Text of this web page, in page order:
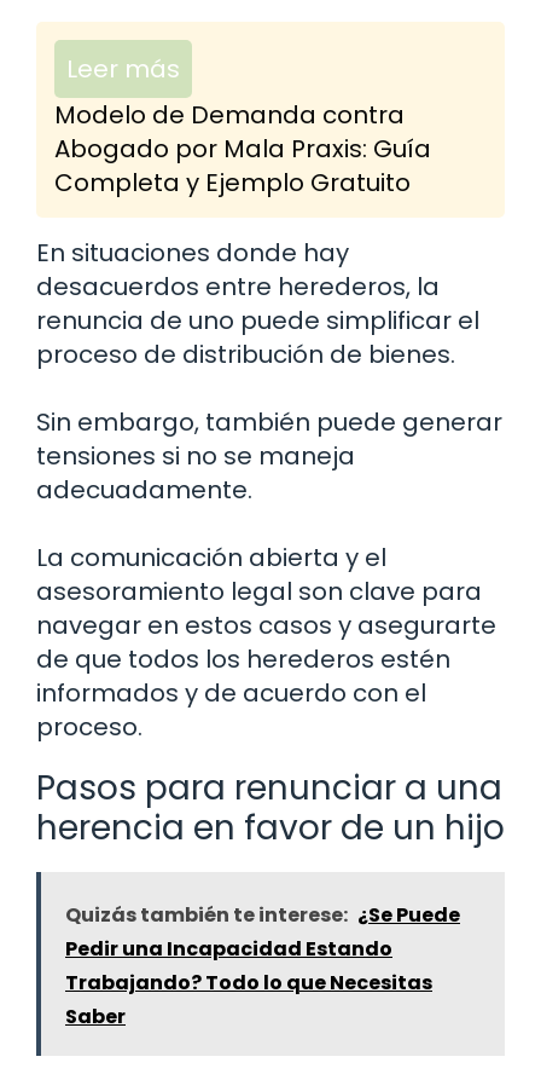
Leer más
Modelo de Demanda contra
Abogado por Mala Praxis: Guía
Completa y Ejemplo Gratuito
En situaciones donde hay
desacuerdos entre herederos, la
renuncia de uno puede simplificar el
proceso de distribución de bienes.
Sin embargo, también puede generar
tensiones si no se maneja
adecuadamente.
La comunicación abierta y el
asesoramiento legal son clave para
navegar en estos casos y asegurarte
de que todos los herederos estén
informados y de acuerdo con el
proceso.
Pasos para renunciar a una
herencia en favor de un hijo
Quizás también te interese: ¿Se Puede
Pedir una Incapacidad Estando
Trabajando? Todo lo que Necesitas
Saber